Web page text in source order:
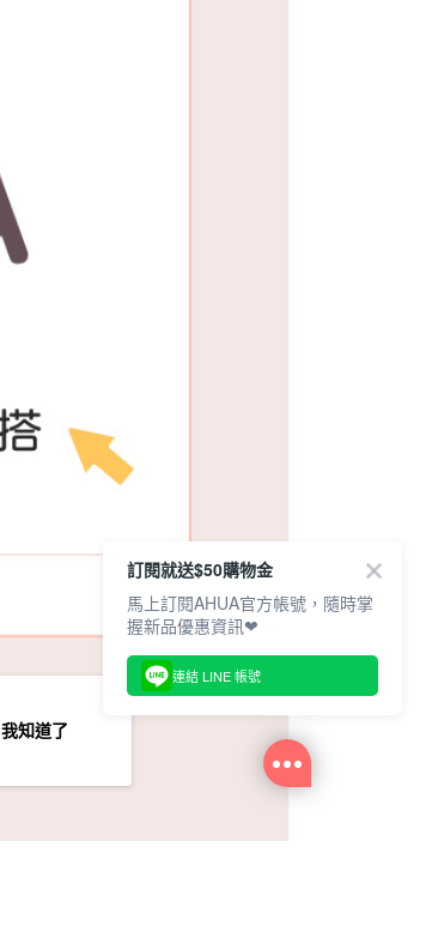
我知道了
訂閱就送$50購物金
馬上訂閱AHUA官方帳號，隨時掌
握新品優惠資訊❤
連結 LINE 帳號